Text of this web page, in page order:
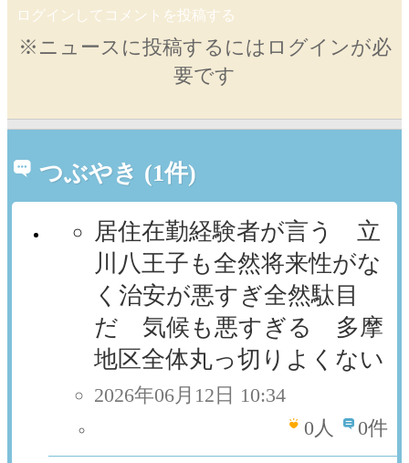
ログインしてコメントを投稿する
※ニュースに投稿するにはログインが必
要です
つぶやき (1件)
居住在勤経験者が言う 立
川八王子も全然将来性がな
く治安が悪すぎ全然駄目
だ 気候も悪すぎる 多摩
地区全体丸っ切りよくない
2026年06月12日 10:34
0人 0件